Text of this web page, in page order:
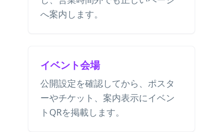
へ案内します。
イベント会場
公開設定を確認してから、ポスタ
ーやチケット、案内表示にイベン
トQRを掲載します。